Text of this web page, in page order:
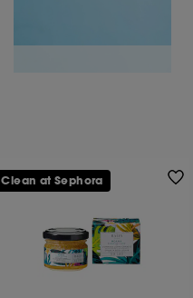
Clean at Sephora